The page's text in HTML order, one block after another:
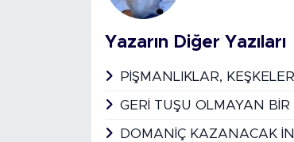
Yazarın Diğer Yazıları
PİŞMANLIKLAR,
GERİ TUŞU OLMAYAN BİR
DOMANİÇ KAZANACAK